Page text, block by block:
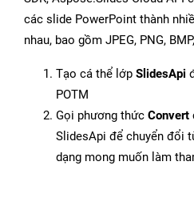
các slide PowerPoint thành
nhau, bao gồm JPEG, PNG,
Tạo cá thể lớp SlidesApi
POTM
Gọi phương thức Convert
SlidesApi để chuyển đổi
dạng mong muốn làm